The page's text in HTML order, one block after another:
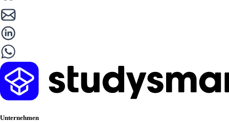
Unternehmen